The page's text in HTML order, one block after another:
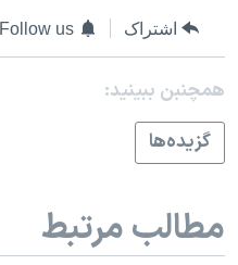
سفر پرزیدنت ترامپ به چین
اشتراک Follow us
همچنبن ببینید:
گزيده‌ها
مطالب مرتبط